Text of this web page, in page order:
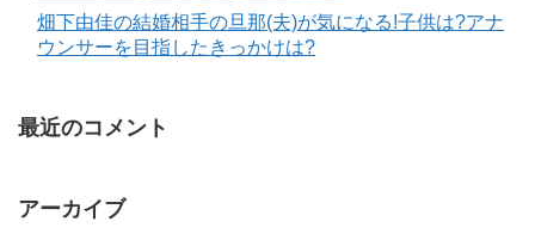
畑下由佳の結婚相手の旦那(夫)が気になる!子供は?アナ
ウンサーを目指したきっかけは?
最近のコメント
アーカイブ